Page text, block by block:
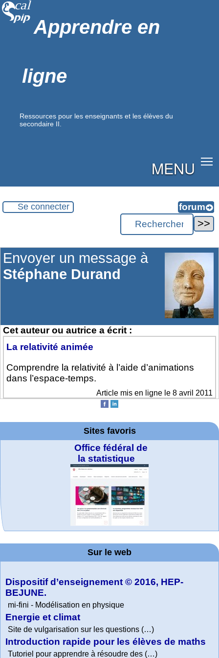
Apprendre en
ligne
Ressources pour les enseignants et les élèves du
secondaire II.
MENU
Se connecter
Envoyer un message à
Stéphane Durand
Cet auteur ou autrice a écrit :
La relativité animée
Comprendre la relativité à l’aide d’animations
dans l’espace-temps.
Article mis en ligne le 8 avril 2011
Sites favoris
Online math
practice and
lessons
Office fédéral de
la statistique
Wolfram
Mathematica
Tutorial
Collection
Wolfram web
resources
MATHCURVE.CO
M
La société 2018
expliquée à mon
grand-père
TED Talks
Arts-Scènes
WolframTones :
Generate a
Composition
Wolfram
Demonstrations
Project. College
Physics
Sur le web
Dispositif d’enseignement © 2016, HEP-
BEJUNE.
mi-fini - Modélisation en physique
Energie et climat
Site de vulgarisation sur les questions (…)
Introduction rapide pour les élèves de maths
Tutoriel pour apprendre à résoudre des (…)